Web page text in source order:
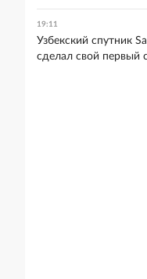
19:11
Узбекский спутник
сделал свой первый